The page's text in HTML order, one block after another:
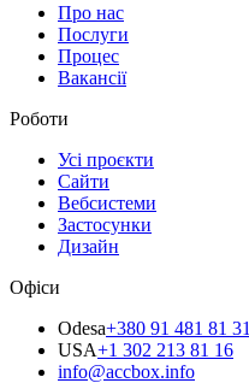
Про нас
Послуги
Процес
Вакансії
Роботи
Усі проєкти
Сайти
Вебсистеми
Застосунки
Дизайн
Офіси
Odesa+380 91 481 81 31
USA+1 302 213 81 16
info@accbox.info